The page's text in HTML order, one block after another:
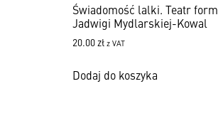
Świadomość lalki. Teatr form
Jadwigi Mydlarskiej-Kowal
20.00zł z VAT
Dodaj do koszyka